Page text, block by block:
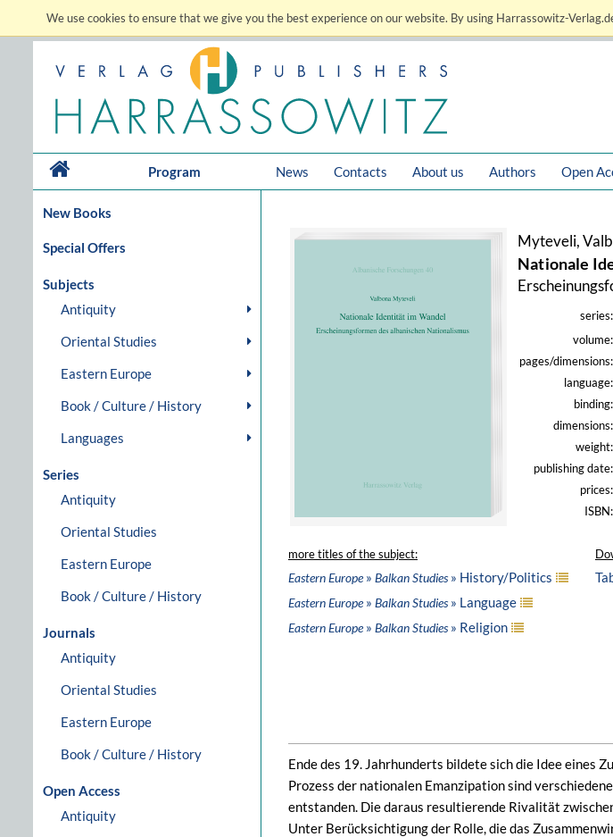
We use cookies to ensure that we give you the best experience on our website. By using Harrassowitz-
Program News Contacts About us Authors Open
New Books
Special Offers
Subjects
Antiquity
Oriental Studies
Eastern Europe
Book / Culture / History
Languages
Series
Antiquity
Oriental Studies
Eastern Europe
Book / Culture / History
Journals
Antiquity
Oriental Studies
Eastern Europe
Book / Culture / History
Open Access
Antiquity
Myteveli,
Nationale
series:
volume:
pages/dimensions:
language:
binding:
dimensions:
weight:
publishing date:
prices:
ISBN:
more titles of the subject:
Eastern Europe» Balkan Studies» History/Politics
Eastern Europe» Balkan Studies» Language
Eastern Europe» Balkan Studies» Religion
Ende des 19. Jahrhunderts bildete sich die Idee eines
Prozess der nationalen Emanzipation sind
entstanden. Die daraus resultierende Rivalität
Unter Berücksichtigung der Rolle, die das